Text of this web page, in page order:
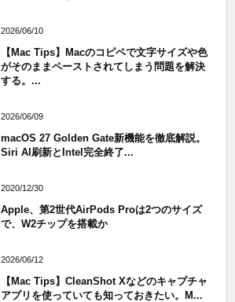
2026/06/10
【Mac Tips】Macのコピペで文字サイズや色
がそのままペーストされてしまう問題を解決
する。...
2026/06/09
macOS 27 Golden Gate新機能を徹底解説。
Siri AI刷新とIntel完全終了...
2020/12/30
Apple、第2世代AirPods Proは2つのサイズ
で、W2チップを搭載か
2026/06/12
【Mac Tips】CleanShot Xなどのキャプチャ
アプリを使っていても知っておきたい。M...